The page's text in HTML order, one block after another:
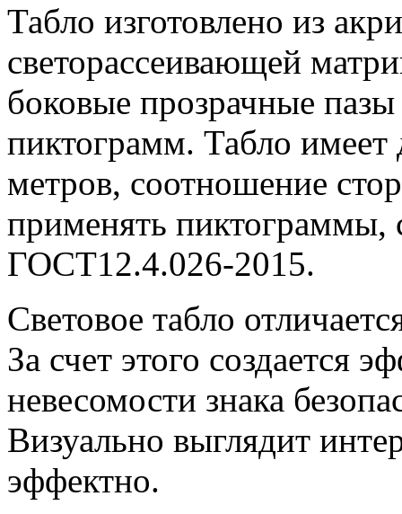
Табло изготовлено из
светорассеивающей
боковые прозрачные
пиктограмм. Табло имеет
метров, соотношение
применять пиктограммы,
ГОСТ12.4.026-2015.
Световое табло
За счет этого создается
невесомости знака
Визуально выглядит
эффектно.